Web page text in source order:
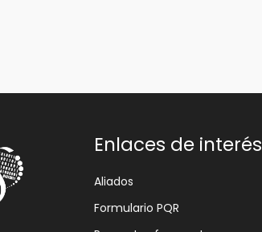
Enlaces de interés
Aliados
Formulario PQR